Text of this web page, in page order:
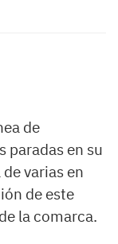
de
paradas en su
varias en
de este
la comarca.